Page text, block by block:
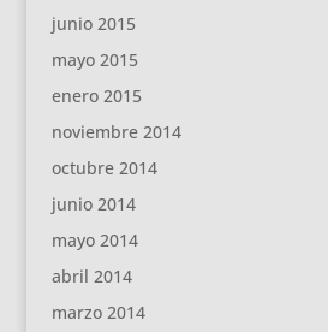
junio 2015
mayo 2015
enero 2015
noviembre 2014
octubre 2014
junio 2014
mayo 2014
abril 2014
marzo 2014